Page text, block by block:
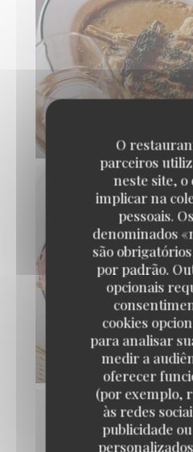
O
parceiros
neste site, o
implicar na
pessoais.
denominados
são
por padrão.
opcionais
cookies
para analisar
medir a
oferecer
(por exemplo,
às redes
publicidade